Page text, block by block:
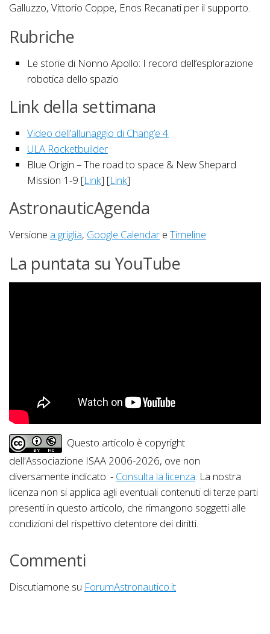
Galluzzo, Vittorio Coppe, Enos Recanati per il supporto.
Rubriche
Le storie di Nonno Apollo: I record dell’esplorazione
robotica dello spazio
Link della settimana
Video dell’allunaggio di Chang’e 4
ULA Rocketbuilder
Blue Origin – The road to space & New Shepard
Mission 1-9 [Link] [Link]
AstronauticAgenda
Versione a griglia, Google Calendar e Timeline
La puntata su YouTube
Questo articolo è copyright
dell'Associazione ISAA 2006-2026, ove non
diversamente indicato. - Consulta la licenza. La nostra
licenza non si applica agli eventuali contenuti di terze parti
presenti in questo articolo, che rimangono soggetti alle
condizioni del rispettivo detentore dei diritti.
Commenti
Discutiamone su ForumAstronautico.it